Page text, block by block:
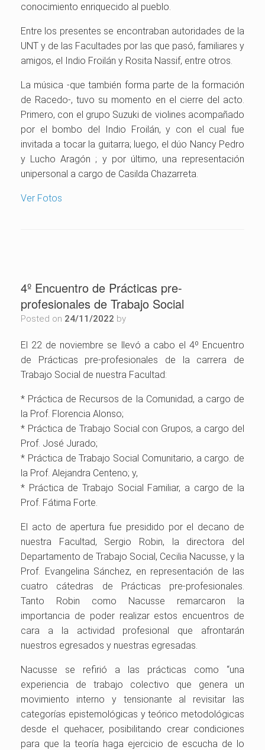
conocimiento enriquecido al pueblo.
Entre los presentes se encontraban autoridades de la
UNT y de las Facultades por las que pasó, familiares y
amigos, el Indio Froilán y Rosita Nassif, entre otros.
La música -que también forma parte de la formación
de Racedo-, tuvo su momento en el cierre del acto.
Primero, con el grupo Suzuki de violines acompañado
por el bombo del Indio Froilán, y con el cual fue
invitada a tocar la guitarra; luego, el dúo Nancy Pedro
y Lucho Aragón ; y por último, una representación
unipersonal a cargo de Casilda Chazarreta.
Ver Fotos
4º Encuentro de Prácticas pre-
profesionales de Trabajo Social
Posted on 24/11/2022 by
El 22 de noviembre se llevó a cabo el 4º Encuentro
de Prácticas pre-profesionales de la carrera de
Trabajo Social de nuestra Facultad:
* Práctica de Recursos de la Comunidad, a cargo de
la Prof. Florencia Alonso;
* Práctica de Trabajo Social con Grupos, a cargo del
Prof. José Jurado;
* Práctica de Trabajo Social Comunitario, a cargo. de
la Prof. Alejandra Centeno; y,
* Práctica de Trabajo Social Familiar, a cargo de la
Prof. Fátima Forte.
El acto de apertura fue presidido por el decano de
nuestra Facultad, Sergio Robin, la directora del
Departamento de Trabajo Social, Cecilia Nacusse, y la
Prof. Evangelina Sánchez, en representación de las
cuatro cátedras de Prácticas pre-profesionales.
Tanto Robin como Nacusse remarcaron la
importancia de poder realizar estos encuentros de
cara a la actividad profesional que afrontarán
nuestros egresados y nuestras egresadas.
Nacusse se refirió a las prácticas como “una
experiencia de trabajo colectivo que genera un
movimiento interno y tensionante al revisitar las
categorías epistemológicas y teórico metodológicas
desde el quehacer, posibilitando crear condiciones
para que la teoría haga ejercicio de escucha de lo